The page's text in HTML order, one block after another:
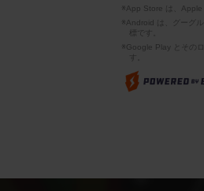
※App Store は、Apple
※Android は、グーグ
標です。
※Google Play とその